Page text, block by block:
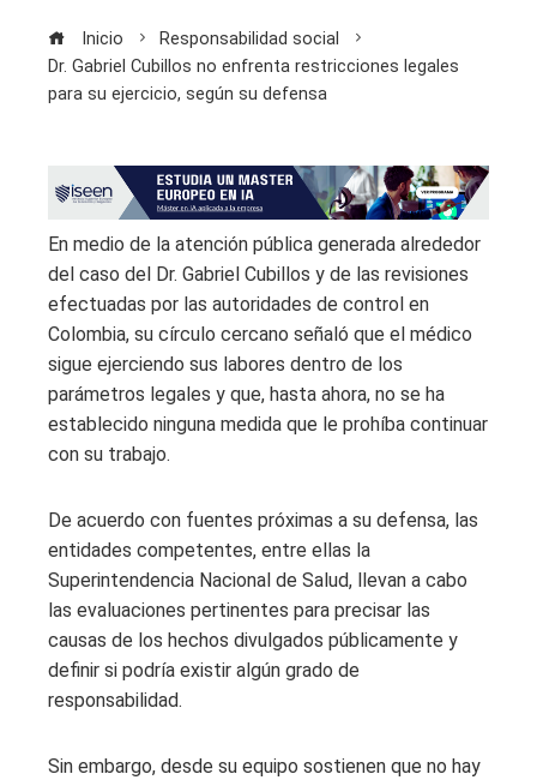
Inicio
Responsabilidad social
Dr. Gabriel Cubillos no enfrenta restricciones legales
para su ejercicio, según su defensa
En medio de la atención pública generada alrededor
del caso del Dr. Gabriel Cubillos y de las revisiones
efectuadas por las autoridades de control en
Colombia, su círculo cercano señaló que el médico
sigue ejerciendo sus labores dentro de los
parámetros legales y que, hasta ahora, no se ha
establecido ninguna medida que le prohíba continuar
con su trabajo.
De acuerdo con fuentes próximas a su defensa, las
entidades competentes, entre ellas la
Superintendencia Nacional de Salud, llevan a cabo
las evaluaciones pertinentes para precisar las
causas de los hechos divulgados públicamente y
definir si podría existir algún grado de
responsabilidad.
Sin embargo, desde su equipo sostienen que no hay